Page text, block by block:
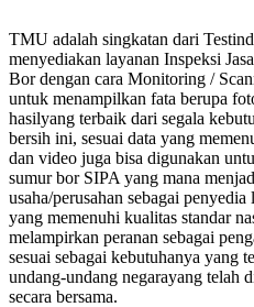
TMU adalah singkatan dari
menyediakan layanan Inspeksi
Bor dengan cara Monitoring /
untuk menampilkan fata berupa
hasilyang terbaik dari segala
bersih ini, sesuai data yang
dan video juga bisa digunakan
sumur bor SIPA yang mana
usaha/perusahan sebagai
yang memenuhi kualitas standar
melampirkan peranan sebagai
sesuai sebagai kebutuhanya yang
undang-undang negarayang telah
secara bersama.